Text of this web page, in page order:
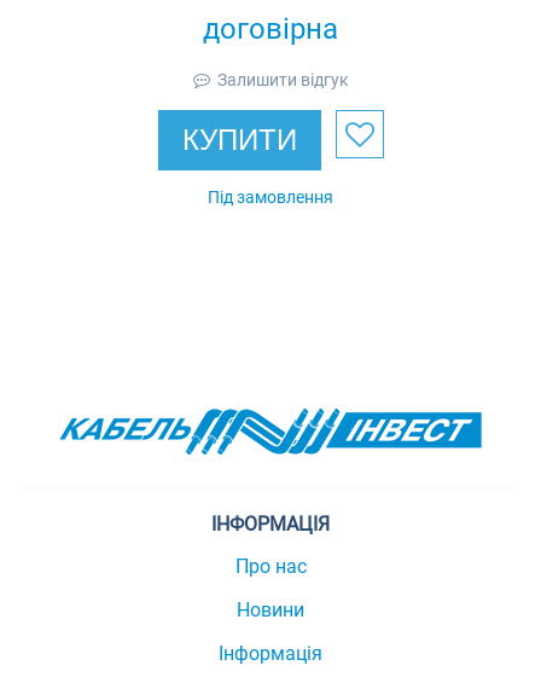
договірна
Залишити відгук
КУПИТИ
Під замовлення
ІНФОРМАЦІЯ
Про нас
Новини
Інформація